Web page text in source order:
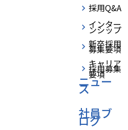
採用Q&A
インター
ンシップ
新卒採用
募集要項
キャリア
採用募集
要項
ニュー
ス
社員ブ
ログ